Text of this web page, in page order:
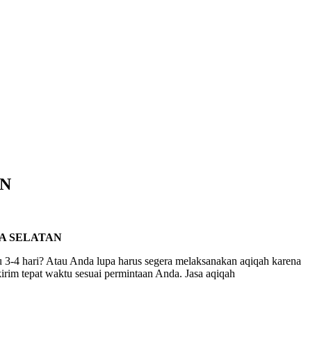
SELATAN
4 hari? Atau Anda lupa harus segera melaksanakan aqiqah karena
tepat waktu sesuai permintaan Anda. Jasa aqiqah